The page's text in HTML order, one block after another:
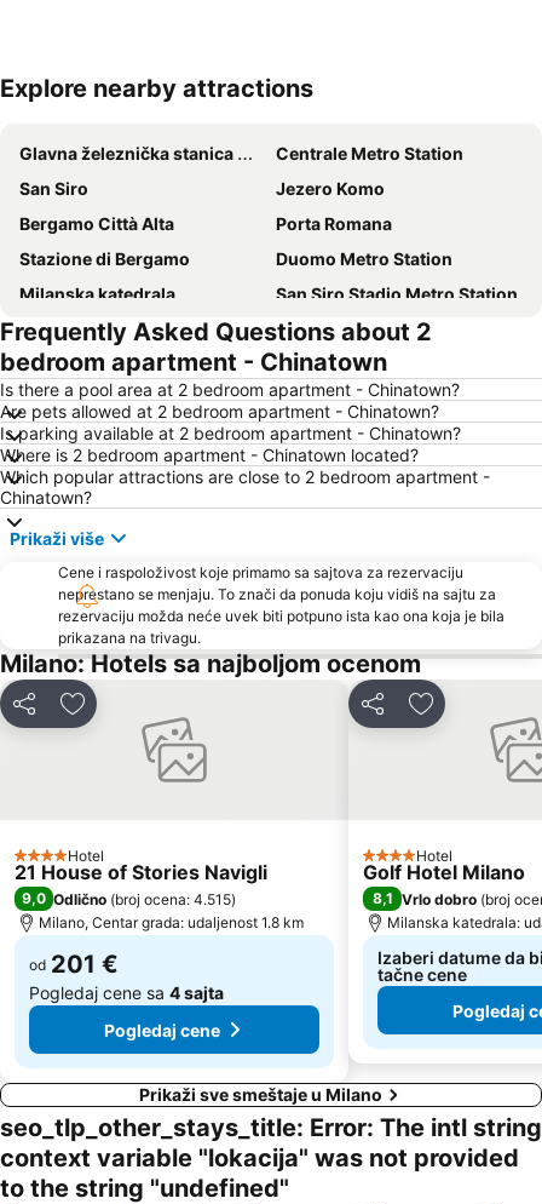
Explore nearby attractions
Glavna železnička stanica Milano
Centrale Metro Station
San Siro
Jezero Komo
Bergamo Città Alta
Porta Romana
Stazione di Bergamo
Duomo Metro Station
Milanska katedrala
San Siro Stadio Metro Station
Brera
Aeroporto Orio al Serio
Corso Buenos Aires
Navigli
San Siro Ippodromo Metro Station
Airport Milano Linate
Fiera Milano - Rho
Minitalia Leolandia Park
Centro Storico
Vodeni park Gardaland
Via Dante
Piazza Duca D'Aosta
Porta Venezia
Porta Genova Metro Station
Uruguay Metro Station
Lampugnano
Assago Milanofiori Forum Metro Station
Autodromo Nazionale Monza
Lotto - Fieramilanocity Metro Station
Nogometni stadion Đuzepe Meaca
Case Nuove
Comasina Metro Station
Silvio Berlusconi Milan Malpensa Airport
Frequently Asked Questions about 2
bedroom apartment - Chinatown
Is there a pool area at 2 bedroom apartment - Chinatown?
Are pets allowed at 2 bedroom apartment - Chinatown?
Is parking available at 2 bedroom apartment - Chinatown?
Where is 2 bedroom apartment - Chinatown located?
Which popular attractions are close to 2 bedroom apartment -
Chinatown?
Prikaži više
Cene i raspoloživost koje primamo sa sajtova za rezervaciju
neprestano se menjaju. To znači da ponuda koju vidiš na sajtu za
rezervaciju možda neće uvek biti potpuno ista kao ona koja je bila
prikazana na trivagu.
Milano: Hotels sa najboljom ocenom
Deli Dodati u favorite
4 Zvezdice
Hotel
21 House of Stories Navigli
9,0 Odlično (broj ocena: 4.515)
Milano, Centar grada: udaljenost 1.8 km
od 201 €
Pogledaj cene sa 4 sajta
Pogledaj cene
Deli Dodati u
4 Zvezdice
Hotel
Golf Hotel Milano
8,1 Vrlo dobro (broj
Milanska katedrala:
Izaberi datume da
tačne cene
Pogledaj
Prikaži sve smeštaje u Milano
seo_tlp_other_stays_title: Error: The intl string
context variable "lokacija" was not provided
to the string "undefined"